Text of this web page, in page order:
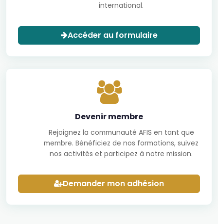
international.
Accéder au formulaire
Devenir membre
Rejoignez la communauté AFIS en tant que
membre. Bénéficiez de nos formations, suivez
nos activités et participez à notre mission.
Demander mon adhésion